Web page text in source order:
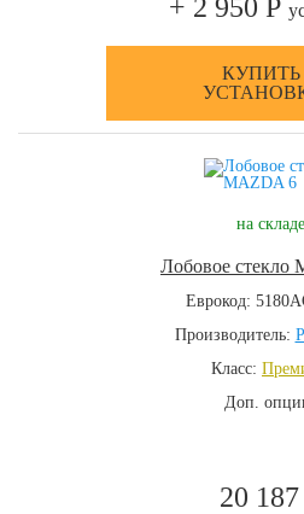
+ 2 950 Р
КУПИТЬ
на складе
Лобовое стекло
Еврокод:
Производитель:
Класс:
Доп.
20